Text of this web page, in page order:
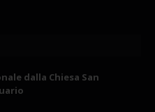
dalla Chiesa San